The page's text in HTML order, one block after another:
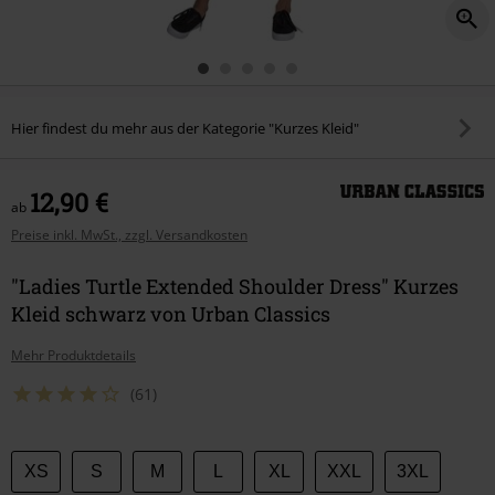
Hier findest du mehr aus der Kategorie "Kurzes Kleid"
ab 12,90 €
Preise inkl. MwSt., zzgl. Versandkosten
"Ladies Turtle Extended Shoulder Dress" Kurzes
Kleid schwarz von Urban Classics
Mehr Produktdetails
(61)
Wähle
XS S M XL XXL 3XL